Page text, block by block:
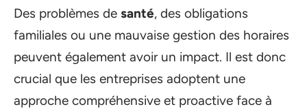
Des problèmes de santé, des obligations
familiales ou une mauvaise gestion des horaires
peuvent également avoir un impact. Il est donc
crucial que les entreprises adoptent une
approche compréhensive et proactive face à